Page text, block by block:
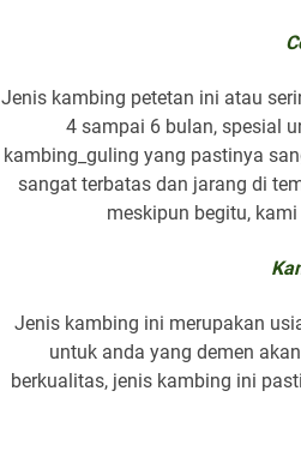
Jenis kambing petetan ini atau
4 sampai 6 bulan, spesial
kambing_guling yang pastinya
sangat terbatas dan jarang di
meskipun begitu,
Jenis kambing ini merupakan
untuk anda yang demen
berkualitas, jenis kambing ini